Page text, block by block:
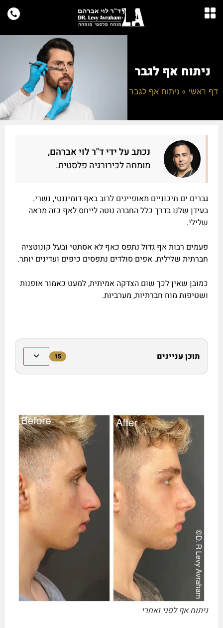
ניתוח אף לגבר
דף ראשי » ניתוח אף לגבר
נכתב על ידי ד"ר לוי אברהם,
מומחה לכירורגיה פלסטית.
גברים ים תיכוניים מאופיינים לרוב באף דומיננטי, נשרי.
בעידן שלנו בדרך כלל החברה נוטה לייחס לאף כזה מראה
שלילי.
פעמים רבות אף גדול נתפס כאף לא אסתטי ובעל קונוטציה
חברתית שלילית. אפים סולדים נתפסים כיפים ועדינים יותר.
כמובן שאין לכך שום הצדקה אמיתית, למעט כאמור אופנות
ושטיפות מוח חברתיות, מערביות.
תוכן עניינים 15
ניתוח אף לפני ואחרי